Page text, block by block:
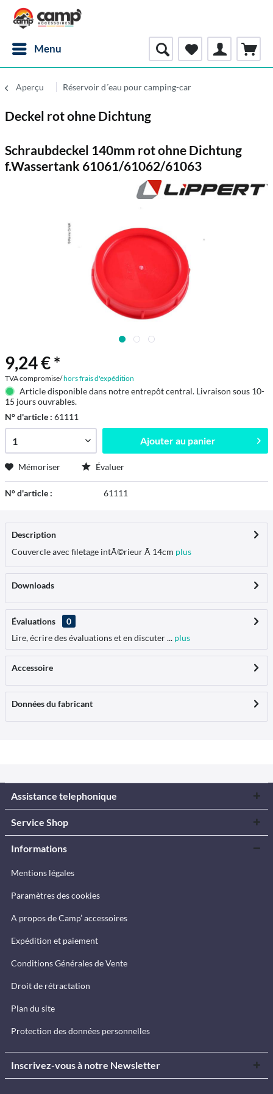
Menu
Aperçu Réservoir d´eau pour camping-car
Deckel rot ohne Dichtung
Schraubdeckel 140mm rot ohne Dichtung
f.Wassertank 61061/61062/61063
9,24 € *
TVA compromise/hors frais d'expédition
Article disponible dans notre entrepôt central. Livraison sous 10-
15 jours ouvrables.
N° d'article : 61111
Ajouter au panier
Mémoriser Évaluer
N° d'article : 61111
Description
Couvercle avec filetage intÃ©rieur Ã 14cm plus
Downloads
Évaluations
0
Lire, écrire des évaluations et en discuter ... plus
Accessoire
Données du fabricant
Assistance telephonique
Service Shop
Informations
Mentions légales
Paramètres des cookies
A propos de Camp’ accessoires
Expédition et paiement
Conditions Générales de Vente
Droit de rétractation
Plan du site
Protection des données personnelles
Inscrivez-vous à notre Newsletter